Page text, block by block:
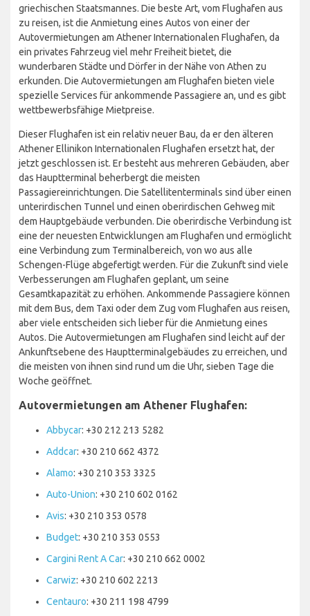
griechischen Staatsmannes. Die beste Art, vom Flughafen aus
zu reisen, ist die Anmietung eines Autos von einer der
Autovermietungen am Athener Internationalen Flughafen, da
ein privates Fahrzeug viel mehr Freiheit bietet, die
wunderbaren Städte und Dörfer in der Nähe von Athen zu
erkunden. Die Autovermietungen am Flughafen bieten viele
spezielle Services für ankommende Passagiere an, und es gibt
wettbewerbsfähige Mietpreise.
Dieser Flughafen ist ein relativ neuer Bau, da er den älteren
Athener Ellinikon Internationalen Flughafen ersetzt hat, der
jetzt geschlossen ist. Er besteht aus mehreren Gebäuden, aber
das Hauptterminal beherbergt die meisten
Passagiereinrichtungen. Die Satellitenterminals sind über einen
unterirdischen Tunnel und einen oberirdischen Gehweg mit
dem Hauptgebäude verbunden. Die oberirdische Verbindung ist
eine der neuesten Entwicklungen am Flughafen und ermöglicht
eine Verbindung zum Terminalbereich, von wo aus alle
Schengen-Flüge abgefertigt werden. Für die Zukunft sind viele
Verbesserungen am Flughafen geplant, um seine
Gesamtkapazität zu erhöhen. Ankommende Passagiere können
mit dem Bus, dem Taxi oder dem Zug vom Flughafen aus reisen,
aber viele entscheiden sich lieber für die Anmietung eines
Autos. Die Autovermietungen am Flughafen sind leicht auf der
Ankunftsebene des Hauptterminalgebäudes zu erreichen, und
die meisten von ihnen sind rund um die Uhr, sieben Tage die
Woche geöffnet.
Autovermietungen am Athener Flughafen:
Abbycar: +30 212 213 5282
Addcar: +30 210 662 4372
Alamo: +30 210 353 3325
Auto-Union: +30 210 602 0162
Avis: +30 210 353 0578
Budget: +30 210 353 0553
Cargini Rent A Car: +30 210 662 0002
Carwiz: +30 210 602 2213
Centauro: +30 211 198 4799